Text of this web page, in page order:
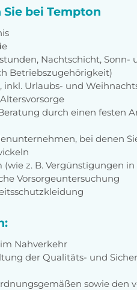
bei Tempton
Nachtschicht, Sonn-
Betriebszugehörigkeit)
inkl. Urlaubs- und
durch einen festen
bei denen
z. B. Vergünstigungen in
Vorsorgeuntersuchung
Nahverkehr
der Qualitäts- und
sowie den